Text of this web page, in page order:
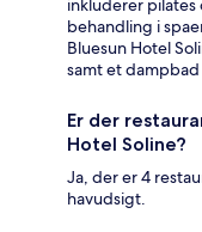
inkluderer
behandling i
Bluesun Hotel
samt et
Er der
Hotel Soline?
Ja, der er 4
havudsigt.